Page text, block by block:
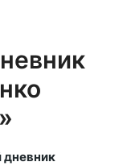
дневник